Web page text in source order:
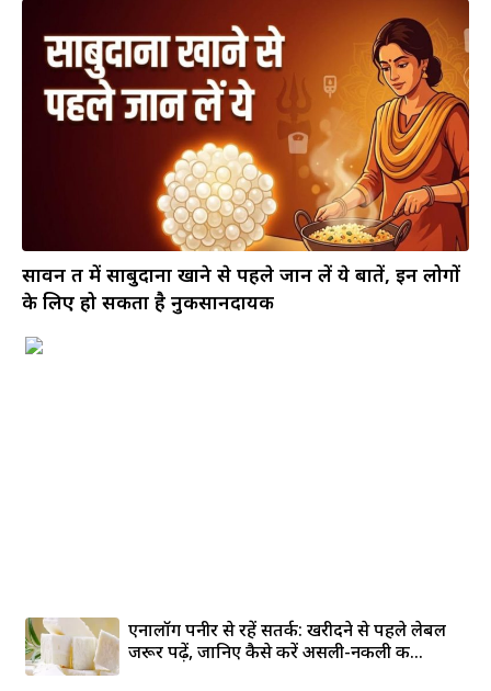
सावन व्रत में साबुदाना खाने से पहले जान लें ये बातें, इन लोगों
के लिए हो सकता है नुकसानदायक
एनालॉग पनीर से रहें सतर्क: खरीदने से पहले लेबल
जरूर पढ़ें, जानिए कैसे करें असली-नकली की...